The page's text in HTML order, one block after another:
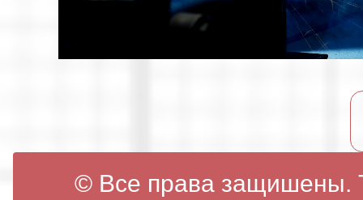
© Все права защишены.